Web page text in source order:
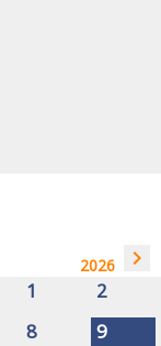
2026 navigate_next
1
2
8
9